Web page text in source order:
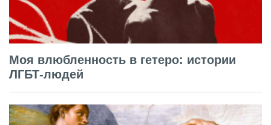
Моя влюбленность в гетеро: истории
ЛГБТ-людей